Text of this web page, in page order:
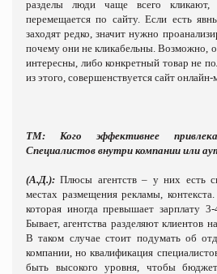
разделы люди чаще всего кликают,
перемещается по сайту. Если есть
заходят редко, значит нужно
почему они не кликабельны. Возможно,
интересны, либо конкретный товар не
из этого, совершенствуется сайт онлайн-
ТМ:
Кого эффективнее
Специалистов внутри компании или
(А.Д.): Плюсы агентств – у них есть
местах размещения рекламы,
которая иногда превышает зарплату
Бывает, агентства разделяют клиентов
В таком случае стоит подумать об
компании, но квалификация
быть высокого уровня, чтобы